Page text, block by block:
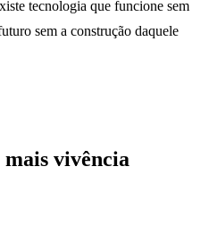
tecnologia que funcione sem
sem a construção daquele
vivência